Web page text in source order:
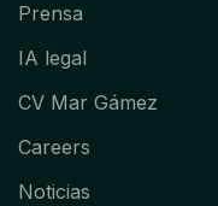
Prensa
IA legal
CV Mar Gámez
Careers
Noticias